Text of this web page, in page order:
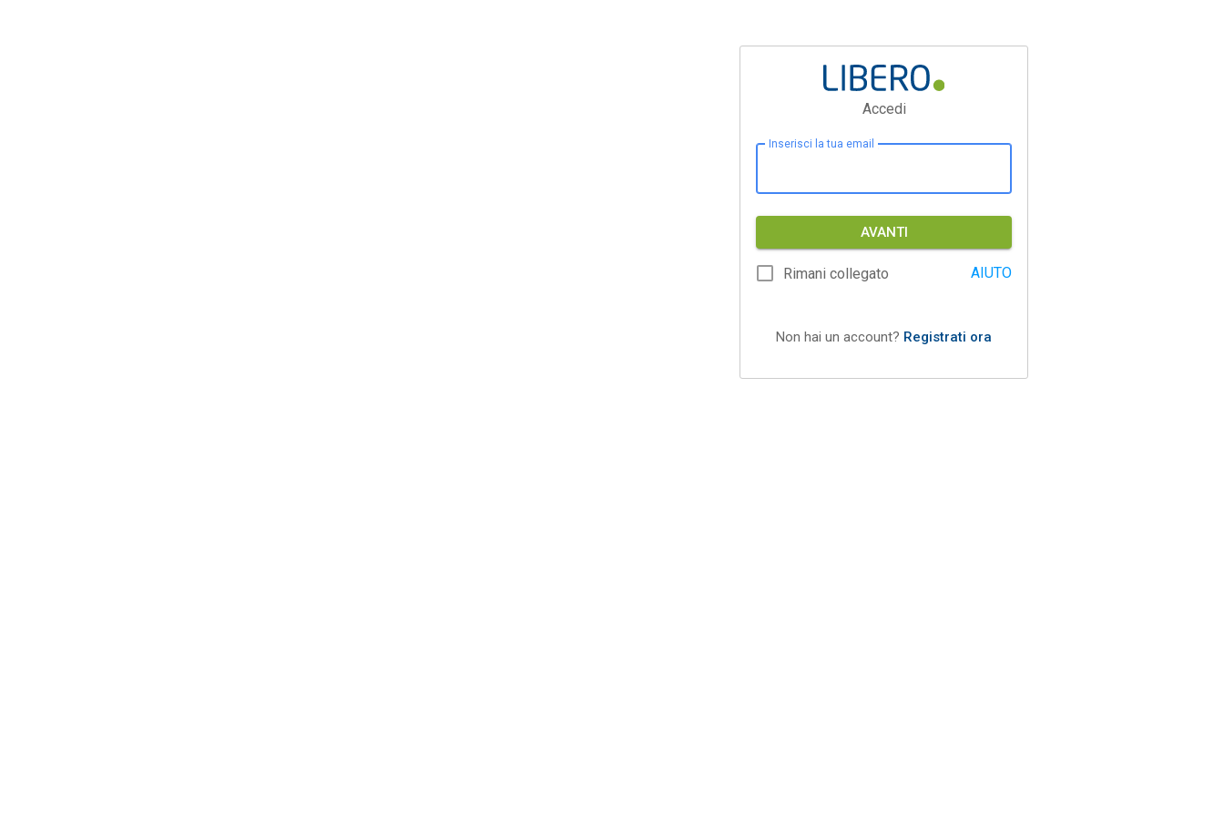
Accedi
Inserisci la tua email
AVANTI
Rimani collegato AIUTO
Non hai un account? Registrati ora